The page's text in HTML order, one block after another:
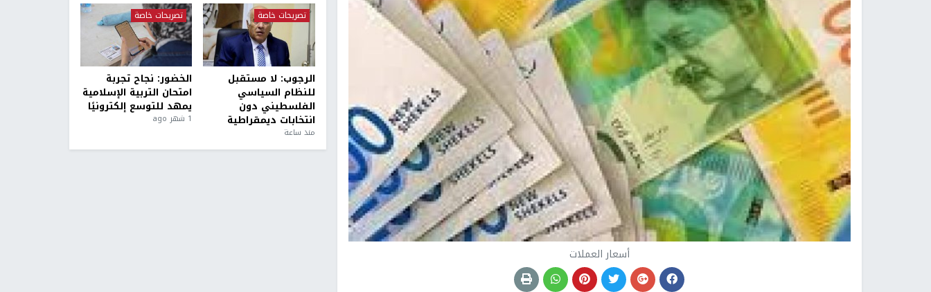
أسعار العملات
تصريحات خاصة
الرجوب: لا مستقبل
للنظام السياسي
الفلسطيني دون
انتخابات ديمقراطية
منذ ساعة
تصريحات خاصة
الخضور: نجاح تجربة
امتحان التربية الإسلامية
يمهد للتوسع إلكترونيًا
1 شهر ago